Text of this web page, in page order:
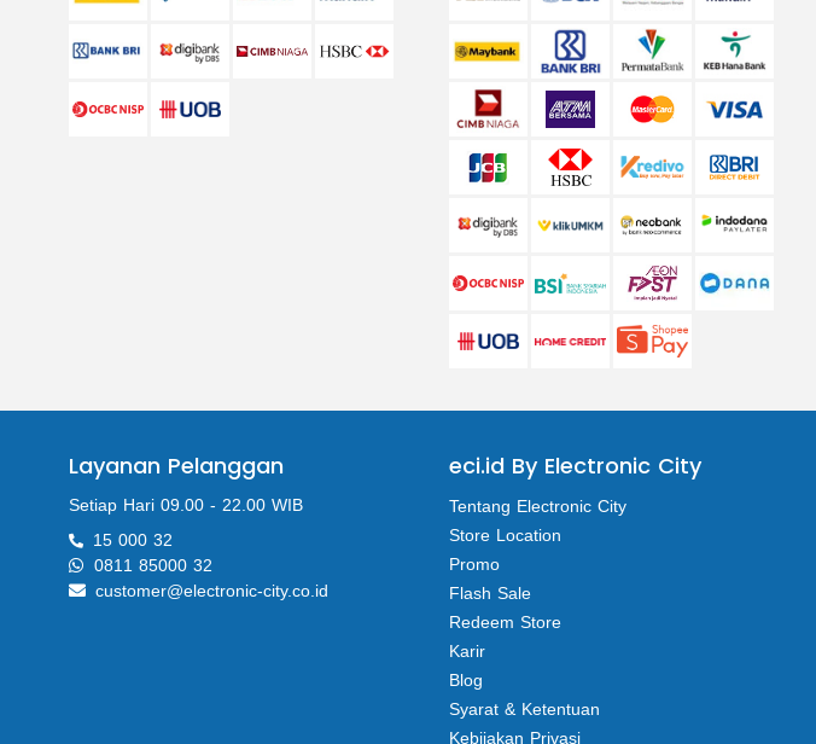
Layanan Pelanggan
Setiap Hari 09.00 - 22.00 WIB
15 000 32
0811 85000 32
customer@electronic-city.co.id
eci.id By Electronic City
Tentang Electronic City
Store Location
Promo
Flash Sale
Redeem Store
Karir
Blog
Syarat & Ketentuan
Kebijakan Privasi